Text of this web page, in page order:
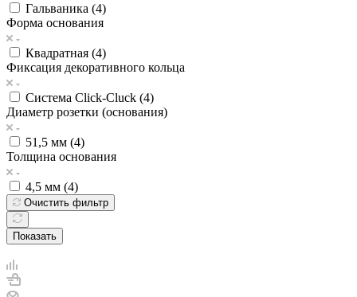
Гальваника (4)
Форма основания
Квадратная (4)
Фиксация декоративного кольца
Система Click-Cluck (4)
Диаметр розетки (основания)
51,5 мм (4)
Толщина основания
4,5 мм (4)
Очистить фильтр
Показать